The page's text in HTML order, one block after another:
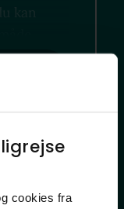
cookies fra
kan